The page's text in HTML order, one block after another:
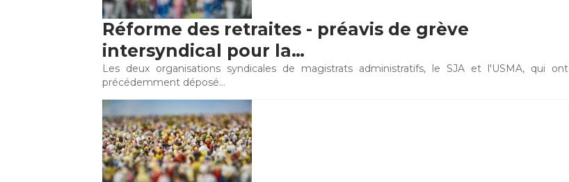
Réforme des retraites - préavis de grève
intersyndical pour la…
Les deux organisations syndicales de magistrats administratifs, le SJA et l'USMA, qui ont
précédemment déposé…